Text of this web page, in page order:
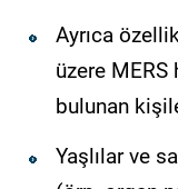
Ayrıca
üzere MERS
bulunan
Yaşlılar ve